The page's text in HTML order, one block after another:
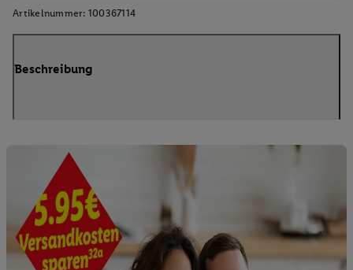
Artikelnummer: 100367114
Beschreibung